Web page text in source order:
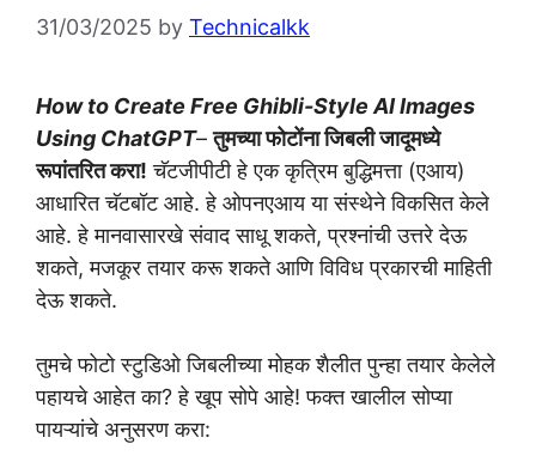
31/03/2025 by Technicalkk
How to Create Free Ghibli-Style AI Images
Using ChatGPT–तुमच्या फोटोंना जिबली जादूमध्ये
रूपांतरित करा! चॅटजीपीटी हे एक कृत्रिम बुद्धिमत्ता (एआय)
आधारित चॅटबॉट आहे. हे ओपनएआय या संस्थेने विकसित केले
आहे. हे मानवासारखे संवाद साधू शकते, प्रश्नांची उत्तरे देऊ
शकते, मजकूर तयार करू शकते आणि विविध प्रकारची माहिती
देऊ शकते.
तुमचे फोटो स्टुडिओ जिबलीच्या मोहक शैलीत पुन्हा तयार केलेले
पहायचे आहेत का? हे खूप सोपे आहे! फक्त खालील सोप्या
पायऱ्यांचे अनुसरण करा: